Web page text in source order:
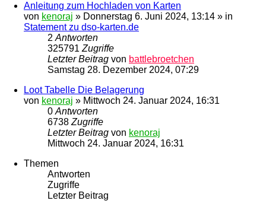
Anleitung zum Hochladen von Karten
von kenoraj » Donnerstag 6. Juni 2024, 13:14 » in
Statement zu dso-karten.de
2Antworten
325791Zugriffe
Letzter Beitrag von battlebroetchen
Samstag 28. Dezember 2024, 07:29
Loot Tabelle Die Belagerung
von kenoraj » Mittwoch 24. Januar 2024, 16:31
0Antworten
6738Zugriffe
Letzter Beitrag von kenoraj
Mittwoch 24. Januar 2024, 16:31
Themen
Antworten
Zugriffe
Letzter Beitrag